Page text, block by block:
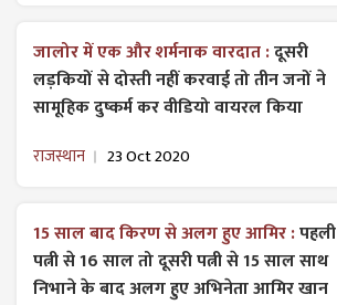
जालोर में एक और शर्मनाक वारदात :दूसरी
लड़कियों से दोस्ती नहीं करवाई तो तीन जनों ने
सामूहिक दुष्कर्म कर वीडियो वायरल किया
राजस्थान 23 Oct 2020
15 साल बाद किरण से अलग हुए आमिर :पहली
पत्नी से 16 साल तो दूसरी पत्नी से 15 साल साथ
निभाने के बाद अलग हुए अभिनेता आमिर खान